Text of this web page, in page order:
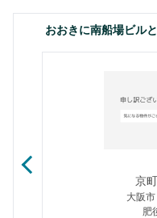
おおきに南船場ビル
京
大阪
肥